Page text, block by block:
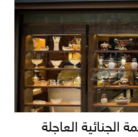
الجنائية العاجلة